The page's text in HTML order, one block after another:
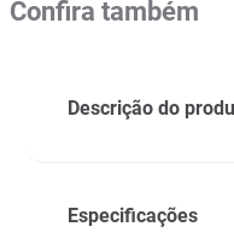
Confira também
Descrição do
Especificações